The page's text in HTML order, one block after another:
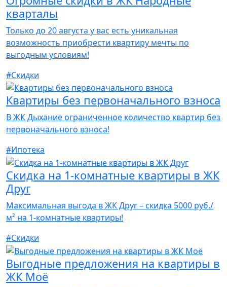
кварталы
Только до 20 августа у вас есть уникальная
возможность приобрести квартиру мечты по
выгодным условиям!
#Скидки
Квартиры без первоначального взноса
В ЖК Дыхание ограниченное количество квартир без
первоначального взноса!
#Ипотека
Скидка на 1-комнатные квартиры в ЖК
Друг
Максимальная выгода в ЖК Друг – скидка 5000 руб./
м² на 1-комнатные квартиры!
#Скидки
Выгодные предложения на квартиры в
ЖК Моё